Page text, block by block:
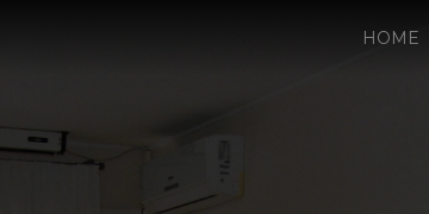
HOME